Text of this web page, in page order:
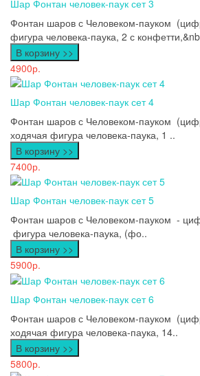
Шар Фонтан человек-паук сет 3
Фонтан шаров с Человеком-пауком
фигура человека-паука, 2 с
В корзину >>
4900р.
Шар Фонтан человек-паук сет 4
Фонтан шаров с Человеком-пауком
ходячая фигура человека-паука, 1 ..
В корзину >>
7400р.
Шар Фонтан человек-паук сет 5
Фонтан шаров с Человеком-пауком -
фигура человека-паука, (фо..
В корзину >>
5900р.
Шар Фонтан человек-паук сет 6
Фонтан шаров с Человеком-пауком
ходячая фигура человека-паука, 14..
В корзину >>
5800р.